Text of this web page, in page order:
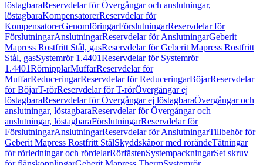
löstagbaraReservdelar för Övergångar och anslutningar,
löstagbaraKompensatorerReservdelar för
KompensatorerGenomföringarFörslutningarReservdelar för
FörslutningarAnslutningarReservdelar för AnslutningarGeberit
Mapress Rostfritt Stål, gasReservdelar för Geberit Mapress Rostfritt
Stål, gasSystemrör 1.4401Reservdelar för Systemrör
1.4401RörnipplarMuffarReservdelar för
MuffarReduceringarReservdelar för ReduceringarBöjarReservdelar
för BöjarT-rörReservdelar för T-rörÖvergångar ej
löstagbaraReservdelar för Övergångar ej löstagbaraÖvergångar och
anslutningar, löstagbaraReservdelar för Övergångar och
anslutningar, löstagbaraFörslutningarReservdelar för
FörslutningarAnslutningarReservdelar för AnslutningarTillbehör för
Geberit Mapress Rostfritt StålSkyddskåpor med rörändeTätningar
för rörledningar och rördelarRörfästenSystempackningarSet skruv